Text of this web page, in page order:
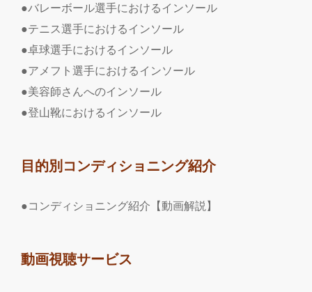
●バレーボール選手におけるインソール
●テニス選手におけるインソール
●卓球選手におけるインソール
●アメフト選手におけるインソール
●美容師さんへのインソール
●登山靴におけるインソール
目的別コンディショニング紹介
●コンディショニング紹介【動画解説】
動画視聴サービス